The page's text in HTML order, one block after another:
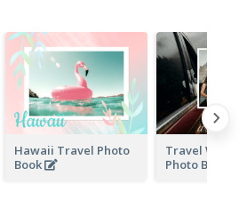
Hawaii Travel Photo
Book
Travel With
Photo Book